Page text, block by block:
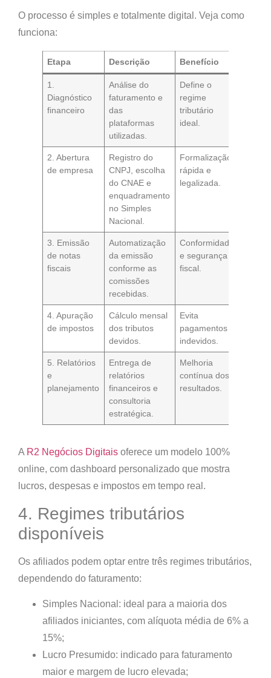
O processo é simples e totalmente digital. Veja como
funciona:
Etapa Descrição Benefício
1.
Diagnóstico
financeiro
Análise do
faturamento e
das
plataformas
utilizadas.
Define o
regime
tributário
ideal.
2. Abertura
de empresa
Registro do
CNPJ, escolha
do CNAE e
enquadramento
no Simples
Nacional.
Formalização
rápida e
legalizada.
3. Emissão
de notas
fiscais
Automatização
da emissão
conforme as
comissões
recebidas.
Conformidade
e segurança
fiscal.
4. Apuração
de impostos
Cálculo mensal
dos tributos
devidos.
Evita
pagamentos
indevidos.
5. Relatórios
e
planejamento
Entrega de
relatórios
financeiros e
consultoria
estratégica.
Melhoria
contínua dos
resultados.
A R2 Negócios Digitais oferece um modelo 100%
online, com dashboard personalizado que mostra
lucros, despesas e impostos em tempo real.
4. Regimes tributários
disponíveis
Os afiliados podem optar entre três regimes tributários,
dependendo do faturamento:
Simples Nacional: ideal para a maioria dos
afiliados iniciantes, com alíquota média de 6% a
15%;
Lucro Presumido: indicado para faturamento
maior e margem de lucro elevada;